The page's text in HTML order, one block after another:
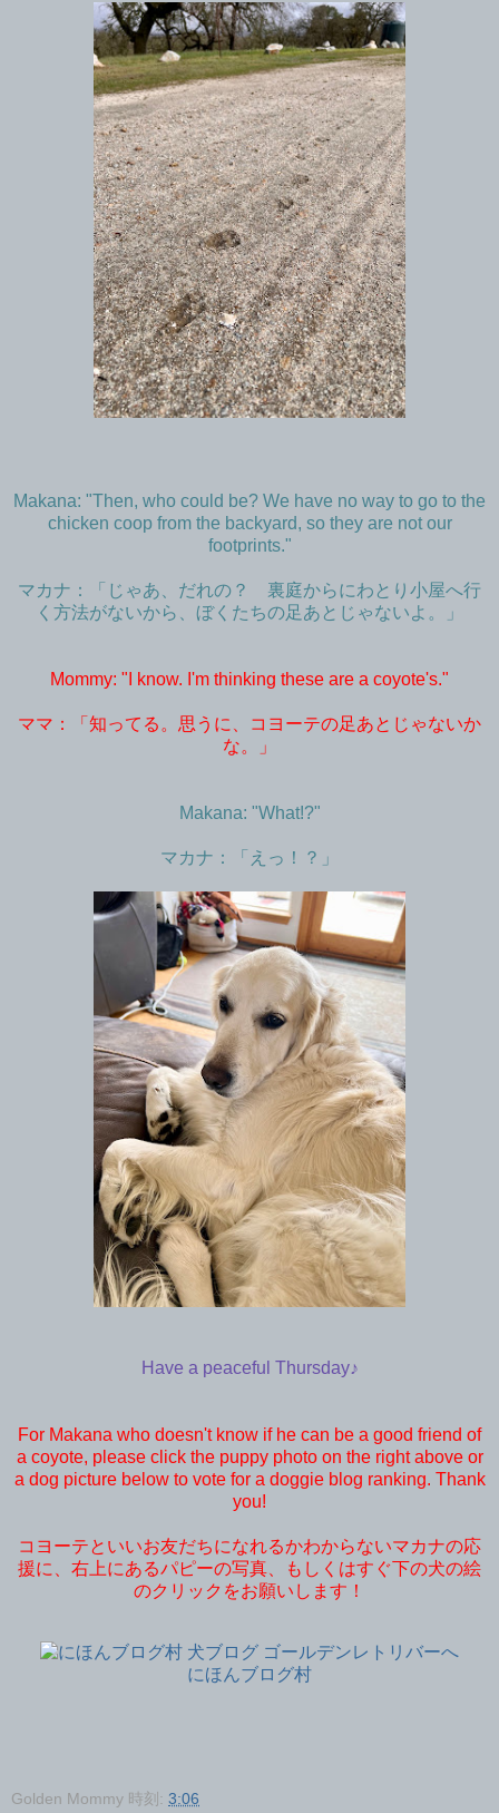
Makana: "Then, who could be? We have no way to go to the
chicken coop from the backyard, so they are not our
footprints."
マカナ：「じゃあ、だれの？ 裏庭からにわとり小屋へ行
く方法がないから、ぼくたちの足あとじゃないよ。」
Mommy: "I know. I'm thinking these are a coyote's."
ママ：「知ってる。思うに、コヨーテの足あとじゃないか
な。」
Makana: "What!?"
マカナ：「えっ！？」
Have a peaceful Thursday♪
For Makana who doesn't know if he can be a good friend of
a coyote, please click the puppy photo on the right above or
a dog picture below to vote for a doggie blog ranking. Thank
you!
コヨーテといいお友だちになれるかわからないマカナの応
援に、右上にあるパピーの写真、もしくはすぐ下の犬の絵
のクリックをお願いします！
にほんブログ村
Golden Mommy 時刻: 3:06